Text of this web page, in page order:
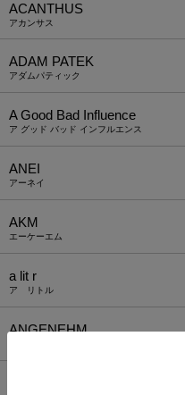
ACANTHUS
アカンサス
ADAM PATEK
アダムパティック
A Good Bad Influence
ア グッド バッド インフルエンス
ANEI
アーネイ
AKM
エーケーエム
a lit r
ア リトル
ANGENEHM